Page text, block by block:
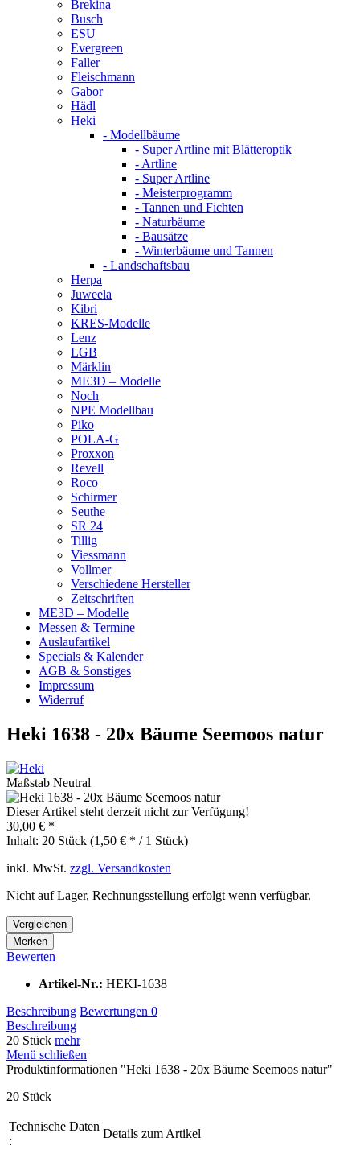
Brekina
Busch
ESU
Evergreen
Faller
Fleischmann
Gabor
Hädl
Heki
- Modellbäume
- Super Artline mit Blätteroptik
- Artline
- Super Artline
- Meisterprogramm
- Tannen und Fichten
- Naturbäume
- Bausätze
- Winterbäume und Tannen
- Landschaftsbau
Herpa
Juweela
Kibri
KRES-Modelle
Lenz
LGB
Märklin
ME3D – Modelle
Noch
NPE Modellbau
Piko
POLA-G
Proxxon
Revell
Roco
Schirmer
Seuthe
SR 24
Tillig
Viessmann
Vollmer
Verschiedene Hersteller
Zeitschriften
ME3D – Modelle
Messen & Termine
Auslaufartikel
Specials & Kalender
AGB & Sonstiges
Impressum
Widerruf
Heki 1638 - 20x Bäume Seemoos natur
Maßstab Neutral
Dieser Artikel steht derzeit nicht zur Verfügung!
30,00 € *
Inhalt: 20 Stück (1,50 € * / 1 Stück)
inkl. MwSt. zzgl. Versandkosten
Nicht auf Lager, Rechnungsstellung erfolgt wenn verfügbar.
Vergleichen
Merken
Bewerten
Artikel-Nr.: HEKI-1638
Beschreibung Bewertungen 0
Beschreibung
20 Stück mehr
Menü schließen
Produktinformationen "Heki 1638 - 20x Bäume Seemoos natur"
20 Stück
Technische Daten
:
Details zum Artikel